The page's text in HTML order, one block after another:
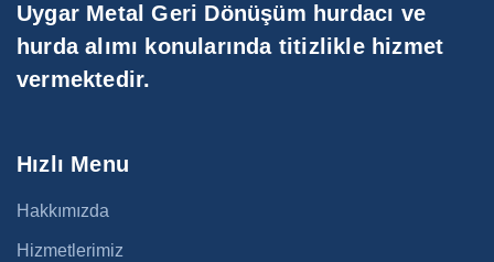
Uygar Metal Geri Dönüşüm hurdacı ve
hurda alımı konularında titizlikle hizmet
vermektedir.
Hızlı Menu
Hakkımızda
Hizmetlerimiz